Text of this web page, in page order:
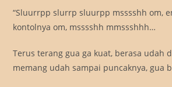
“Sluurrpp slurrp sluurpp msssshh om,
kontolnya om, msssshh mmssshhh…
Terus terang gua ga kuat, berasa udah
memang udah sampai puncaknya, gua